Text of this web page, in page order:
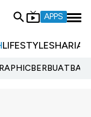
APPS
LIFESTYLESHARIA